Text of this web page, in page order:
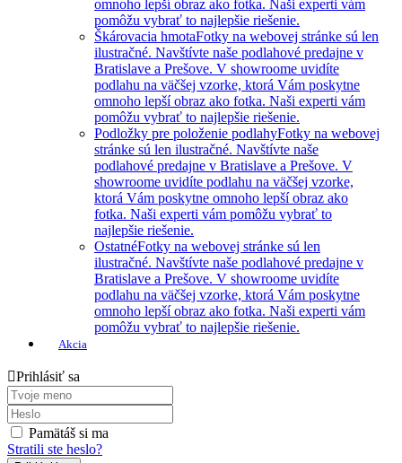
omnoho lepší obraz ako fotka. Naši experti vám
pomôžu vybrať to najlepšie riešenie.
Škárovacia hmotaFotky na webovej stránke sú len
ilustračné. Navštívte naše podlahové predajne v
Bratislave a Prešove. V showroome uvidíte
podlahu na väčšej vzorke, ktorá Vám poskytne
omnoho lepší obraz ako fotka. Naši experti vám
pomôžu vybrať to najlepšie riešenie.
Podložky pre položenie podlahyFotky na webovej
stránke sú len ilustračné. Navštívte naše
podlahové predajne v Bratislave a Prešove. V
showroome uvidíte podlahu na väčšej vzorke,
ktorá Vám poskytne omnoho lepší obraz ako
fotka. Naši experti vám pomôžu vybrať to
najlepšie riešenie.
OstatnéFotky na webovej stránke sú len
ilustračné. Navštívte naše podlahové predajne v
Bratislave a Prešove. V showroome uvidíte
podlahu na väčšej vzorke, ktorá Vám poskytne
omnoho lepší obraz ako fotka. Naši experti vám
pomôžu vybrať to najlepšie riešenie.
Akcia
Prihlásiť sa
Pamätáš si ma
Stratili ste heslo?